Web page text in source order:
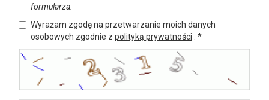
formularza.
Wyrażam zgodę na przetwarzanie moich danych
osobowych zgodnie z polityką prywatności *